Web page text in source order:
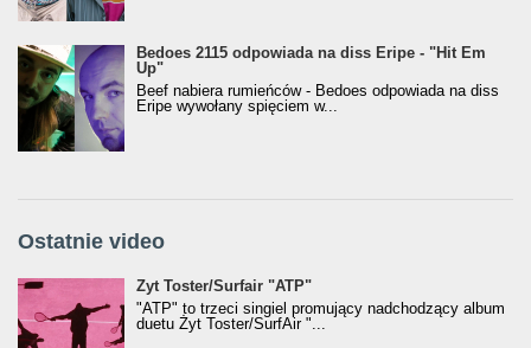
Bedoes 2115 odpowiada na diss Eripe - "Hit Em
Up"
Beef nabiera rumieńców - Bedoes odpowiada na diss
Eripe wywołany spięciem w...
Ostatnie video
Żyt Toster/SurfAir - ATP VIDEO
Żyt Toster/Surfair "ATP"
"ATP" to trzeci singiel promujący nadchodzący album
duetu Żyt Toster/SurfAir "...